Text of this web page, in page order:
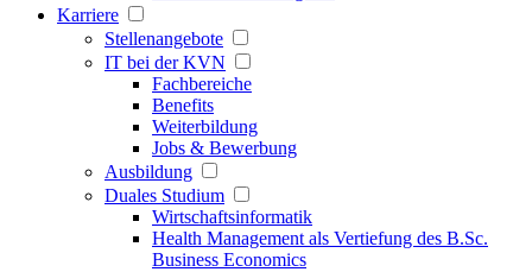
Karriere
Stellenangebote
IT bei der KVN
Fachbereiche
Benefits
Weiterbildung
Jobs & Bewerbung
Ausbildung
Duales Studium
Wirtschaftsinformatik
Health Management als Vertiefung des B.Sc.
Business Economics